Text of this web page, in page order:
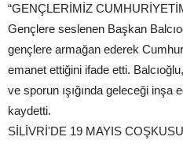
“GENÇLERİMİZ
Gençlere seslenen Başkan
gençlere armağan ederek
emanet ettiğini ifade etti.
ve sporun ışığında geleceği
kaydetti.
SİLİVRİ'DE 19 MAYIS COŞKUSU